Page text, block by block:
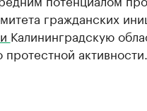
гражданских
Калининградскую
активности.